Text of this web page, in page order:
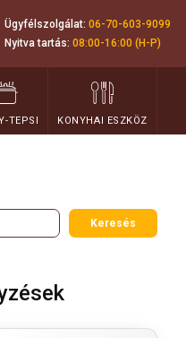
Ügyfélszolgálat: 06-70-603-9099
Nyitva tartás: 08:00-16:00 (H-P)
TEPSI KONYHAI ESZKÖZ
Keresés